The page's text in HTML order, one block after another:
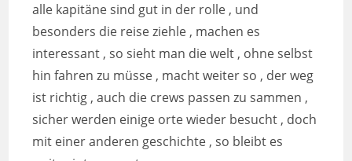
alle kapitäne sind gut in der rolle , und
besonders die reise ziehle , machen es
interessant , so sieht man die welt , ohne selbst
hin fahren zu müsse , macht weiter so , der weg
ist richtig , auch die crews passen zu sammen ,
sicher werden einige orte wieder besucht , doch
mit einer anderen geschichte , so bleibt es